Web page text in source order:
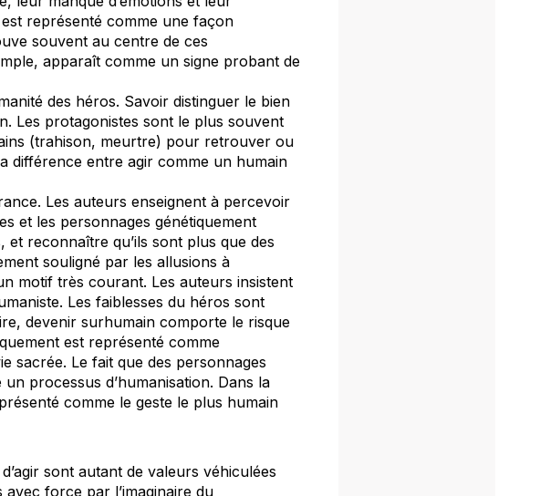
représenté comme une façon
souvent au centre de ces
apparaît comme un signe probant de
des héros. Savoir distinguer le bien
Les protagonistes sont le plus souvent
(trahison, meurtre) pour retrouver ou
différence entre agir comme un humain
Les auteurs enseignent à percevoir
et les personnages génétiquement
reconnaître qu’ils sont plus que des
souligné par les allusions à
motif très courant. Les auteurs insistent
Les faiblesses du héros sont
devenir surhumain comporte le risque
est représenté comme
sacrée. Le fait que des personnages
processus d’humanisation. Dans la
comme le geste le plus humain
sont autant de valeurs véhiculées
force par l’imaginaire du